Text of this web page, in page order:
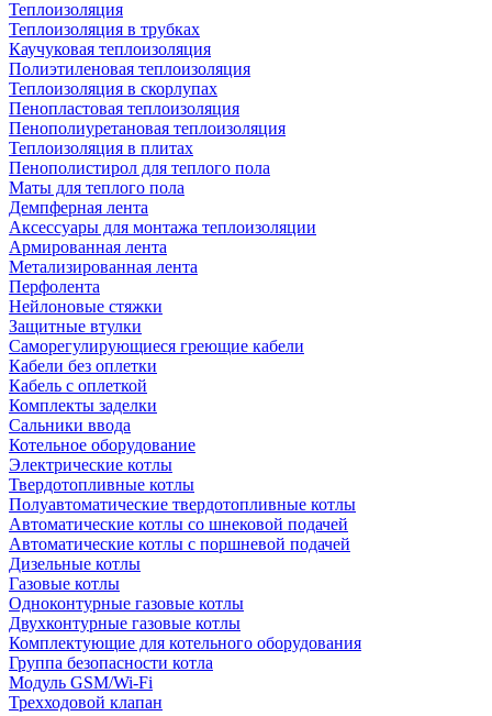
Теплоизоляция
Теплоизоляция в трубках
Каучуковая теплоизоляция
Полиэтиленовая теплоизоляция
Теплоизоляция в скорлупах
Пенопластовая теплоизоляция
Пенополиуретановая теплоизоляция
Теплоизоляция в плитах
Пенополистирол для теплого пола
Маты для теплого пола
Демпферная лента
Аксессуары для монтажа теплоизоляции
Армированная лента
Метализированная лента
Перфолента
Нейлоновые стяжки
Защитные втулки
Саморегулирующиеся греющие кабели
Кабели без оплетки
Кабель с оплеткой
Комплекты заделки
Сальники ввода
Котельное оборудование
Электрические котлы
Твердотопливные котлы
Полуавтоматические твердотопливные котлы
Автоматические котлы со шнековой подачей
Автоматические котлы с поршневой подачей
Дизельные котлы
Газовые котлы
Одноконтурные газовые котлы
Двухконтурные газовые котлы
Комплектующие для котельного оборудования
Группа безопасности котла
Модуль GSM/Wi-Fi
Трехходовой клапан